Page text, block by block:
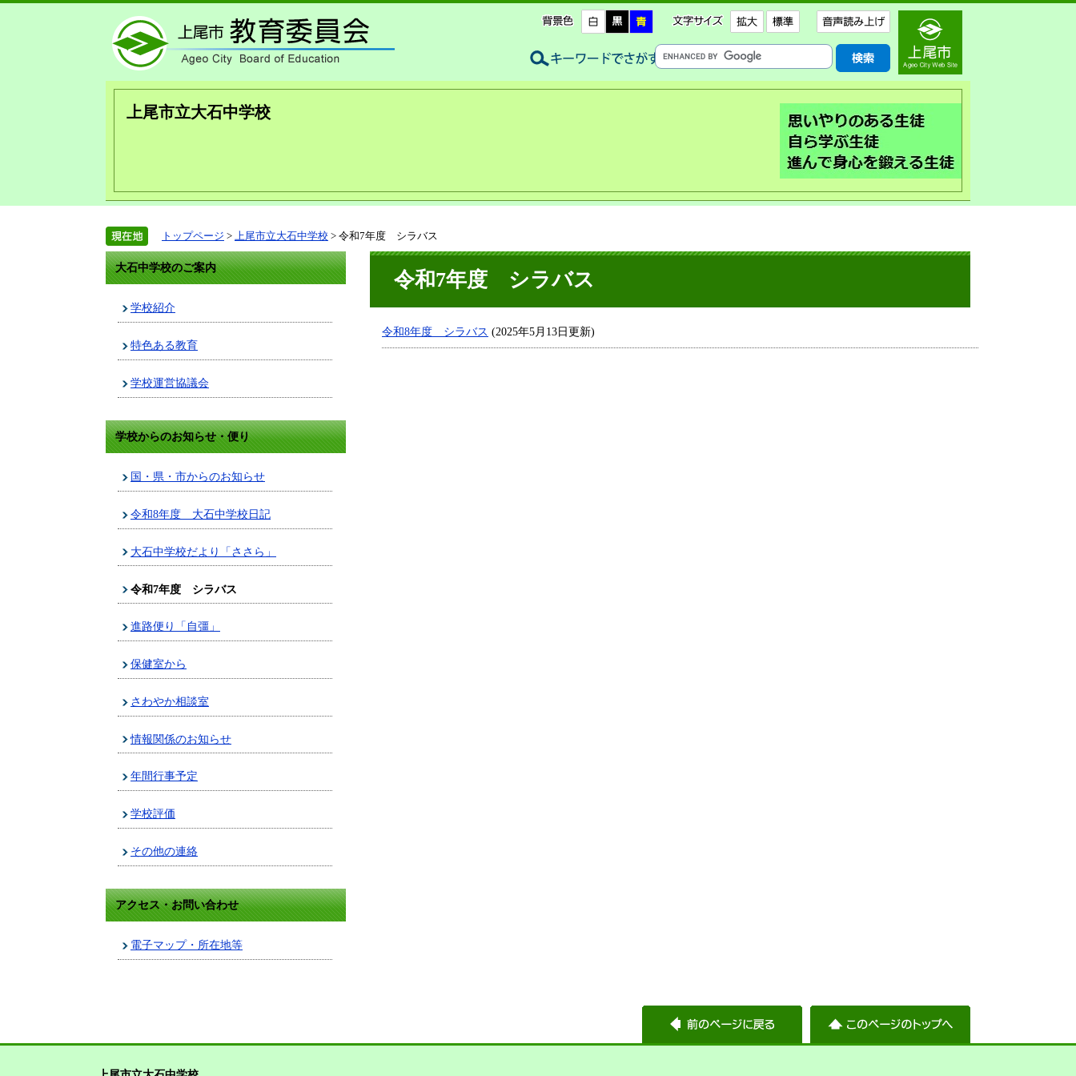
上尾市立大石中学校
トップページ > 上尾市立大石中学校 > 令和7年度 シラバス
大石中学校のご案内
学校紹介
特色ある教育
学校運営協議会
学校からのお知らせ・便り
国・県・市からのお知らせ
令和8年度 大石中学校日記
大石中学校だより「ささら」
令和7年度 シラバス
進路便り「自彊」
保健室から
さわやか相談室
情報関係のお知らせ
年間行事予定
学校評価
その他の連絡
アクセス・お問い合わせ
電子マップ・所在地等
令和7年度 シラバス
令和8年度 シラバス (2025年5月13日更新)